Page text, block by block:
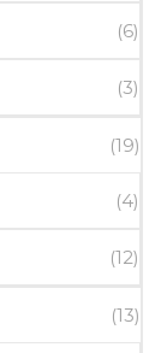
(6)
(3)
(19)
(4)
(12)
(13)